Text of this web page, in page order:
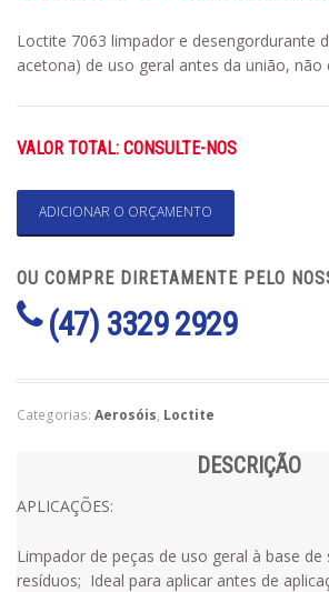
Loctite 7063 limpador e desengordurante
acetona) de uso geral antes da união, não
VALOR TOTAL: CONSULTE-NOS
ADICIONAR O ORÇAMENTO
OU COMPRE DIRETAMENTE PELO
(47) 3329 2929
Categorias: Aerosóis, Loctite
DESCRIÇÃO
APLICAÇÕES:
Limpador de peças de uso geral à base
resíduos; Ideal para aplicar antes de